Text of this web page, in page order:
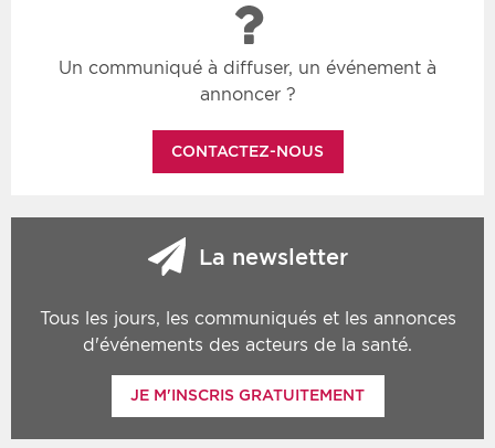
Un communiqué à diffuser, un événement à
annoncer ?
CONTACTEZ-NOUS
La newsletter
Tous les jours, les communiqués et les annonces
d'événements des acteurs de la santé.
JE M'INSCRIS GRATUITEMENT